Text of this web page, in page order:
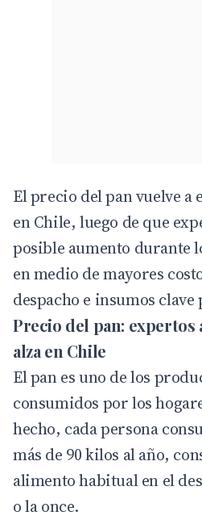
El precio del pan vuelve a
en Chile, luego de que
posible aumento durante
en medio de mayores
despacho e insumos
Precio del pan:
alza en Chile
El pan es uno de los
consumidos por los
hecho, cada persona
más de 90 kilos al año,
alimento habitual en el
o la once.